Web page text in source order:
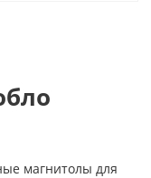
магнитолы для